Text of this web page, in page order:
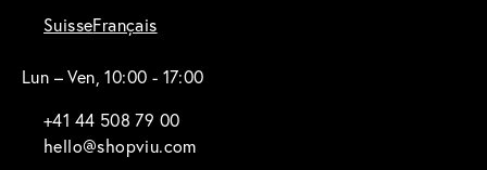
SuisseFrançais
Lun – Ven, 10:00 - 17:00
+41 44 508 79 00
hello@shopviu.com